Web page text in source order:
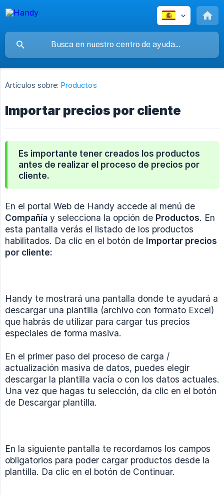
Artículos sobre: Productos
Importar precios por cliente
Es importante tener creados los productos
antes de realizar el proceso de precios por
cliente.
En el portal Web de Handy accede al menú de
Compañía y selecciona la opción de Productos. En
esta pantalla verás el listado de los productos
habilitados. Da clic en el botón de Importar precios
por cliente:
Handy te mostrará una pantalla donde te ayudará a
descargar una plantilla (archivo con formato Excel)
que habrás de utilizar para cargar tus precios
especiales de forma masiva.
En el primer paso del proceso de carga /
actualización masiva de datos, puedes elegir
descargar la plantilla vacía o con los datos actuales.
Una vez que hagas tu selección, da clic en el botón
de Descargar plantilla.
En la siguiente pantalla te recordamos los campos
obligatorios para poder cargar productos desde la
plantilla. Da clic en el botón de Continuar.